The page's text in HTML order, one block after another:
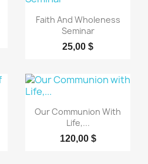
Aperçu rapide
Faith And Wholeness
Seminar
25,00 $
Aperçu rapide
Our Communion With
Life,...
120,00 $